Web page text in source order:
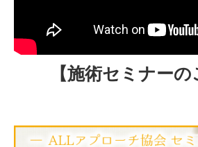
【施術セミナーの